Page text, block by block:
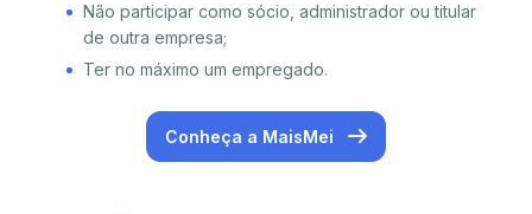
Não participar como sócio, administrador ou titular
de outra empresa;
Ter no máximo um empregado.
Conheça a MaisMei